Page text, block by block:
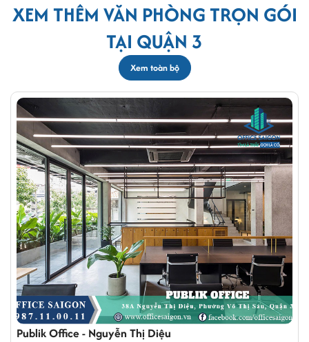
XEM THÊM VĂN PHÒNG TRỌN GÓI
TẠI QUẬN 3
Xem toàn bộ
Publik Office - Nguyễn Thị Diệu